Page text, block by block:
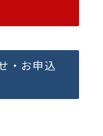
・お申込